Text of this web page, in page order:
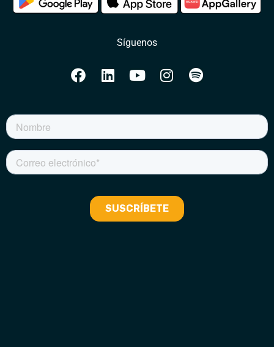
Síguenos